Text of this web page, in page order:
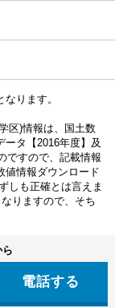
ります。
区)情報は、国土数
ータ【2016年度】及
ですので、記載情報
値情報ダウンロード
しも正確とは言えま
りますので、そち
電話する